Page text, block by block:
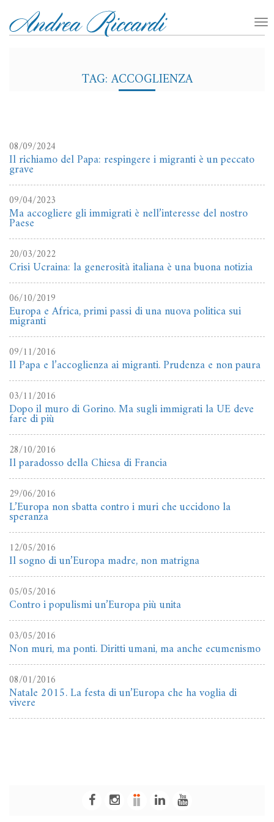
TAG: ACCOGLIENZA
08/09/2024
Il richiamo del Papa: respingere i migranti è un peccato
grave
09/04/2023
Ma accogliere gli immigrati è nell’interesse del nostro
Paese
20/03/2022
Crisi Ucraina: la generosità italiana è una buona notizia
06/10/2019
Europa e Africa, primi passi di una nuova politica sui
migranti
09/11/2016
Il Papa e l’accoglienza ai migranti. Prudenza e non paura
03/11/2016
Dopo il muro di Gorino. Ma sugli immigrati la UE deve
fare di più
28/10/2016
Il paradosso della Chiesa di Francia
29/06/2016
L’Europa non sbatta contro i muri che uccidono la
speranza
12/05/2016
Il sogno di un’Europa madre, non matrigna
05/05/2016
Contro i populismi un’Europa più unita
03/05/2016
Non muri, ma ponti. Diritti umani, ma anche ecumenismo
08/01/2016
Natale 2015. La festa di un’Europa che ha voglia di
vivere